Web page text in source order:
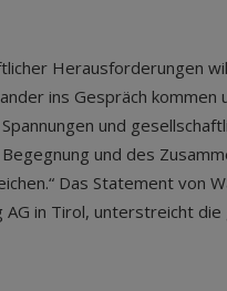
Herausforderungen
ins Gespräch kommen
und
und des
Das Statement von
AG in Tirol, unterstreicht